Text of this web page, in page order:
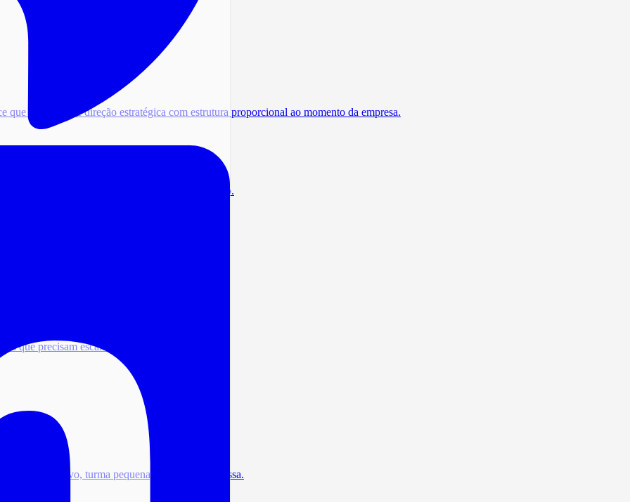
precisam de direção estratégica com estrutura proporcional ao momento da empresa.
por dados de campo e comportamento de usuário.
que precisam escalar sem reescrever do zero.
ao vivo, turma pequena, 80% mão na massa.